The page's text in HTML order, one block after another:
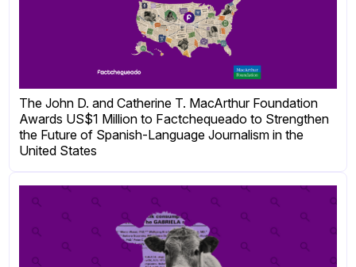
The John D. and Catherine T. MacArthur Foundation
Awards US$1 Million to Factchequeado to Strengthen
the Future of Spanish-Language Journalism in the
United States